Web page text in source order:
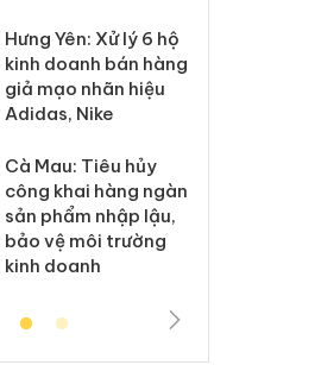
Hưng Yên: Xử lý 6 hộ
kinh doanh bán hàng
giả mạo nhãn hiệu
Adidas, Nike
Cà Mau: Tiêu hủy
công khai hàng ngàn
sản phẩm nhập lậu,
bảo vệ môi trường
kinh doanh